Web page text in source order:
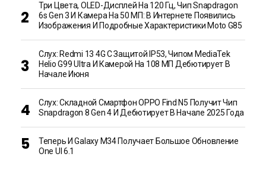
Три Цвета, OLED-Дисплей На 120 Гц, Чип Snapdragon
6s Gen 3 И Камера На 50 МП: В Интернете Появились
Изображения И Подробные Характеристики Moto G85
Слух: Redmi 13 4G С Защитой IP53, Чипом MediaTek
Helio G99 Ultra И Камерой На 108 МП Дебютирует В
Начале Июня
Слух: Складной Смартфон OPPO Find N5 Получит Чип
Snapdragon 8 Gen 4 И Дебютирует В Начале 2025 Года
Теперь И Galaxy M34 Получает Большое Обновление
One UI 6.1